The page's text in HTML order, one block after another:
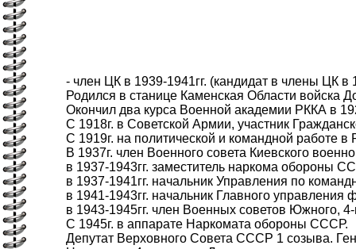
- член ЦК в 1939-1941гг. (кандидат в члены ЦК в
Родился в станице Каменская Области войска
Окончил два курса Военной академии РККА в
С 1918г. в Советской Армии, участник
С 1919г. на политической и командной работе в
В 1937г. член Военного совета Киевского
в 1937-1943гг. заместитель наркома обороны
в 1937-1941гг. начальник Управления по
в 1941-1943гг. начальник Главного
в 1943-1945гг. член Военных советов Южного, 4-
С 1945г. в аппарате Наркомата обороны СССР.
Депутат Верховного Совета СССР 1 созыва.